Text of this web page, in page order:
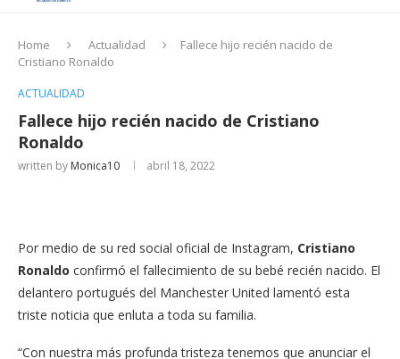
Home Actualidad
Fallece hijo recién nacido de
Cristiano Ronaldo
ACTUALIDAD
Fallece hijo recién nacido de Cristiano
Ronaldo
written by Monica10 abril 18, 2022
Por medio de su red social oficial de Instagram, Cristiano
Ronaldo confirmó el fallecimiento de su bebé recién nacido. El
delantero portugués del Manchester United lamentó esta
triste noticia que enluta a toda su familia.
“Con nuestra más profunda tristeza tenemos que anunciar el